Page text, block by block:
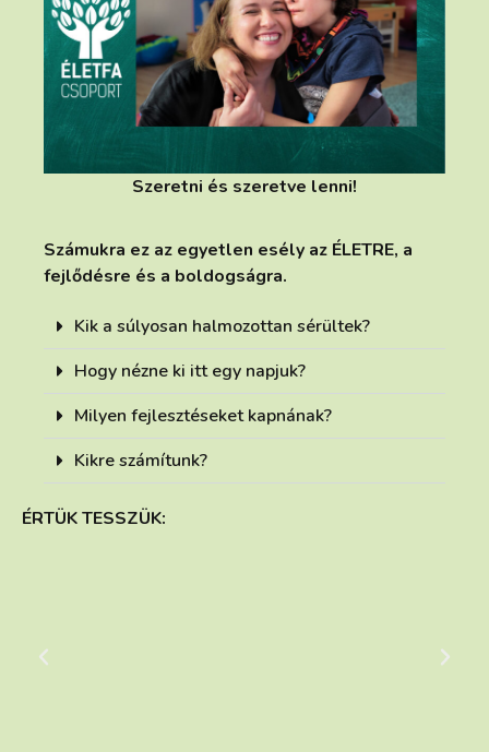
Szeretni és szeretve lenni!
Számukra ez az egyetlen esély az ÉLETRE, a
fejlődésre és a boldogságra.
Kik a súlyosan halmozottan sérültek?
Hogy nézne ki itt egy napjuk?
Milyen fejlesztéseket kapnának?
Kikre számítunk?
ÉRTÜK TESSZÜK: